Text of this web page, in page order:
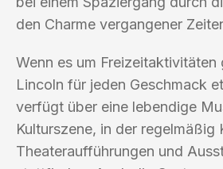
den Charme vergangener
Wenn es um
Lincoln für jeden Geschmack
verfügt über eine lebendige
Kulturszene, in der regelmäßig
Theateraufführungen und